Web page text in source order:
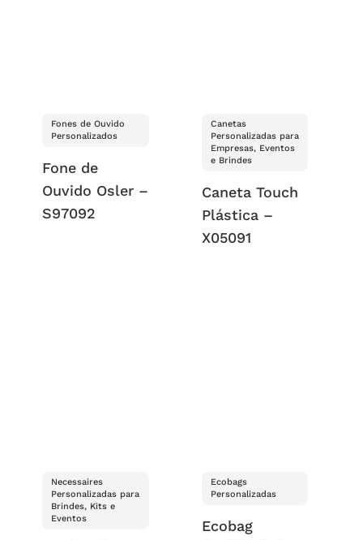
Fones de Ouvido
Personalizados
Fone de
Ouvido Osler –
S97092
Canetas
Personalizadas para
Empresas, Eventos
e Brindes
Caneta Touch
Plástica –
X05091
Necessaires
Personalizadas para
Brindes, Kits e
Eventos
Ecobags
Personalizadas
Ecobag